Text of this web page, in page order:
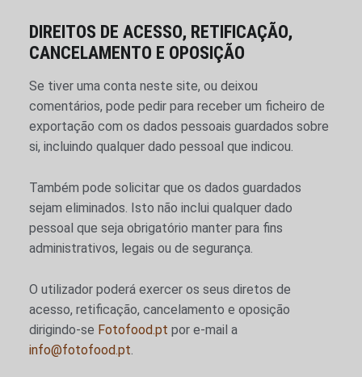
DIREITOS DE ACESSO, RETIFICAÇÃO,
CANCELAMENTO E OPOSIÇÃO
Se tiver uma conta neste site, ou deixou
comentários, pode pedir para receber um ficheiro de
exportação com os dados pessoais guardados sobre
si, incluindo qualquer dado pessoal que indicou.
Também pode solicitar que os dados guardados
sejam eliminados. Isto não inclui qualquer dado
pessoal que seja obrigatório manter para fins
administrativos, legais ou de segurança.
O utilizador poderá exercer os seus diretos de
acesso, retificação, cancelamento e oposição
dirigindo-se Fotofood.pt por e-mail a
info@fotofood.pt.